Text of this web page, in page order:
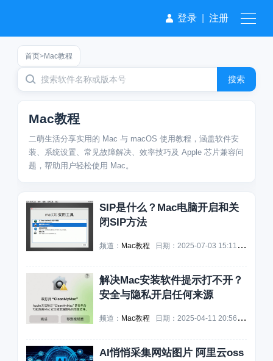
登录 注册
搜索
首页>Mac教程
Mac教程
二萌生活分享实用的 Mac 与 macOS 使用教程，涵盖软件安
装、系统设置、常见故障解决、效率技巧及 Apple 芯片兼容问
题，帮助用户轻松使用 Mac。
SIP是什么？Mac电脑开启和关
闭SIP方法
频道： Mac教程 日期： 2025-07-03 15:11:07
解决Mac安装软件提示打不开？
安全与隐私开启任何来源
频道： Mac教程 日期： 2025-04-11 20:56:14
AI悄悄采集网站图片 阿里云oss